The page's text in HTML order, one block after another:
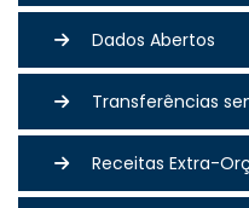
Dados Abertos
Transferências
Receitas Extra-